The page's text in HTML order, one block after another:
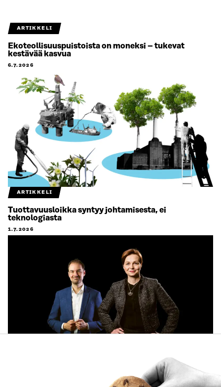
ARTIKKELI
Ekoteollisuuspuistoista on moneksi – tukevat
kestävää kasvua
6.7.2026
ARTIKKELI
Tuottavuusloikka syntyy johtamisesta, ei
teknologiasta
1.7.2026
Käyttäjien tarpeet keskiöön ja käytännön pilotteja –
Muistio esittää 10 suositusta ekosysteemitilinpidon